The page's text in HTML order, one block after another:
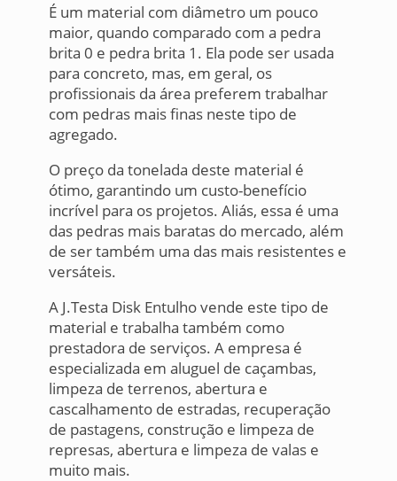
É um material com diâmetro um pouco
maior, quando comparado com a pedra
brita 0 e pedra brita 1. Ela pode ser usada
para concreto, mas, em geral, os
profissionais da área preferem trabalhar
com pedras mais finas neste tipo de
agregado.
O preço da tonelada deste material é
ótimo, garantindo um custo-benefício
incrível para os projetos. Aliás, essa é uma
das pedras mais baratas do mercado, além
de ser também uma das mais resistentes e
versáteis.
A J.Testa Disk Entulho vende este tipo de
material e trabalha também como
prestadora de serviços. A empresa é
especializada em aluguel de caçambas,
limpeza de terrenos, abertura e
cascalhamento de estradas, recuperação
de pastagens, construção e limpeza de
represas, abertura e limpeza de valas e
muito mais.